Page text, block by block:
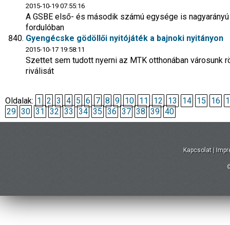
2015-10-19 07:55:16
A GSBE első- és második számú egysége is
fordulóban
Gyengécske gödöllői nyitójáték a bajnoki nyitányon
2015-10-17 19:58:11
Szettet sem tudott nyerni az MTK otthonában városunk
riválisát
Oldalak: 1 2 3 4 5 6 7 8 9 10 11 12 13 14 15 16
29 30 31 32 33 34 35 36 37 38 39 40
Kapcsolat |